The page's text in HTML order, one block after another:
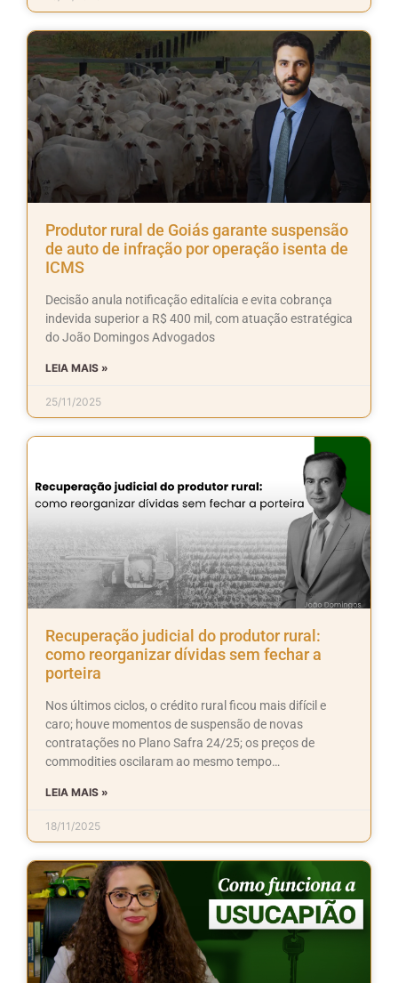
Produtor rural de Goiás garante suspensão
de auto de infração por operação isenta de
ICMS
Decisão anula notificação editalícia e evita cobrança
indevida superior a R$ 400 mil, com atuação estratégica
do João Domingos Advogados
LEIA MAIS »
25/11/2025
Recuperação judicial do produtor rural:
como reorganizar dívidas sem fechar a
porteira
Nos últimos ciclos, o crédito rural ficou mais difícil e
caro; houve momentos de suspensão de novas
contratações no Plano Safra 24/25; os preços de
commodities oscilaram ao mesmo tempo…
LEIA MAIS »
18/11/2025